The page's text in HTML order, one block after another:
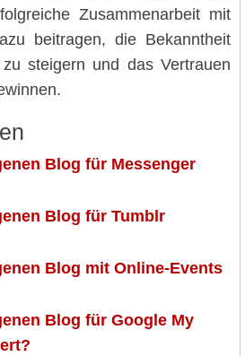
Zusammenarbeit mit
beitragen, die Bekanntheit
steigern und das Vertrauen
Blog für Messenger
Blog für Tumblr
Blog mit Online-Events
Blog für Google My